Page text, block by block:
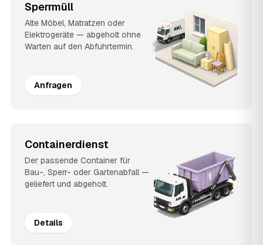
Sperrmüll
Alte Möbel, Matratzen oder
Elektrogeräte — abgeholt ohne
Warten auf den Abfuhrtermin.
Anfragen
Containerdienst
Der passende Container für
Bau-, Sperr- oder Gartenabfall —
geliefert und abgeholt.
Details